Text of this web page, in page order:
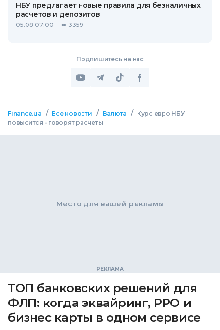
НБУ предлагает новые правила для безналичных
расчетов и депозитов
05.08 07:00 3359
Подпишитесь на нас
Finance.ua / Все новости / Валюта /
Курс евро НБУ
повысится - говорят расчеты
Место для вашей рекламы
ТОП банковских решений для
ФЛП: когда эквайринг, РРО и
бизнес карты в одном сервисе